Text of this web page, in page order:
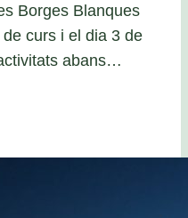
Borges Blanques
curs i el dia 3 de
abans…